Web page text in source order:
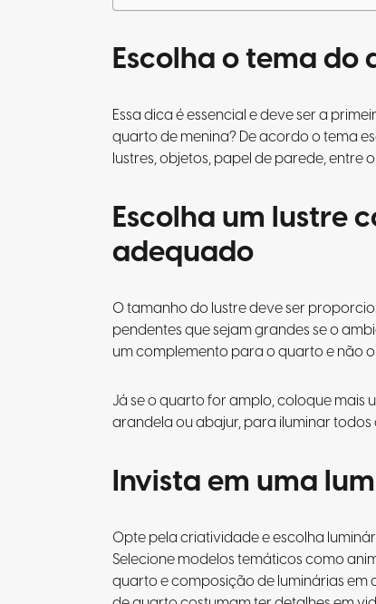
Escolha o tema do
Essa dica é essencial e deve ser a
quarto de menina? De acordo o tema
lustres, objetos, papel de parede, entre
Escolha um lustre
adequado
O tamanho do lustre deve ser
pendentes que sejam grandes se o
um complemento para o quarto e não
Já se o quarto for amplo, coloque mais
arandela ou abajur, para iluminar
Invista em uma
Opte pela criatividade e escolha
Selecione modelos temáticos como
quarto e composição de luminárias em